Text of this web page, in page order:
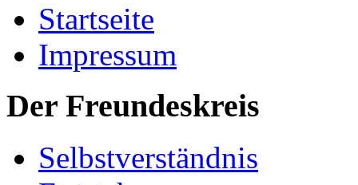
Startseite
Impressum
Der Freundeskreis
Selbstverständnis